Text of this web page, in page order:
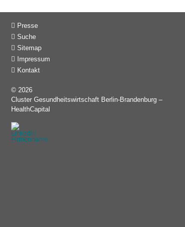
Presse
Suche
Sitemap
Impressum
Kontakt
© 2026
Cluster Gesundheitswirtschaft Berlin-Brandenburg –
HealthCapital